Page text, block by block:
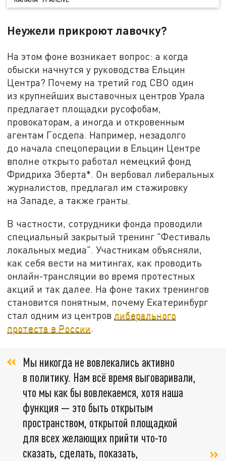
Неужели прикроют лавочку?
На этом фоне возникает вопрос: а когда
обыски начнутся у руководства Ельцин
Центра? Почему на третий год СВО один
из крупнейших выставочных центров Урала
предлагает площадки русофобам,
провокаторам, а иногда и откровенным
агентам Госдепа. Например, незадолго
до начала спецоперации в Ельцин Центре
вполне открыто работал немецкий фонд
Фридриха Эберта*. Он вербовал либеральных
журналистов, предлагал им стажировку
на Западе, а также гранты.
В частности, сотрудники фонда проводили
специальный закрытый тренинг "Фестиваль
локальных медиа". Участникам объясняли,
как себя вести на митингах, как проводить
онлайн-трансляции во время протестных
акций и так далее. На фоне таких тренингов
становится понятным, почему Екатеринбург
стал одним из центровлиберального
протеста в России.
Мы никогда не вовлекались активно
в политику. Нам всё время выговаривали,
что мы как бы вовлекаемся, хотя наша
функция — это быть открытым
пространством, открытой площадкой
для всех желающих прийти что-то
сказать, сделать, показать,